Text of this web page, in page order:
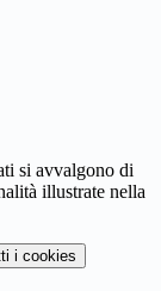
si avvalgono di
illustrate nella
i cookies